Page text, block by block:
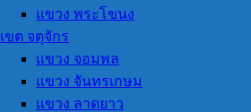
แขวง พระโขนง
เขต จตุจักร
แขวง จอมพล
แขวง จันทรเกษม
แขวง ลาดยาว